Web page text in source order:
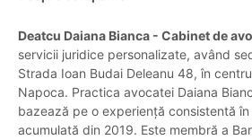
Deatcu Daiana Bianca - Cabinet de
servicii juridice personalizate, având
Strada Ioan Budai Deleanu 48, în
Napoca. Practica avocatei Daiana
bazează pe o experiență consistentă
acumulată din 2019. Este membră a